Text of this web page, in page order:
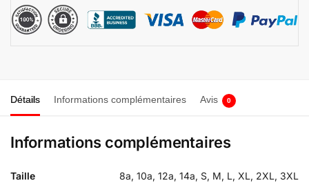
Détails Informations complémentaires Avis 0
Informations complémentaires
Taille 8a, 10a, 12a, 14a, S, M, L, XL, 2XL, 3XL